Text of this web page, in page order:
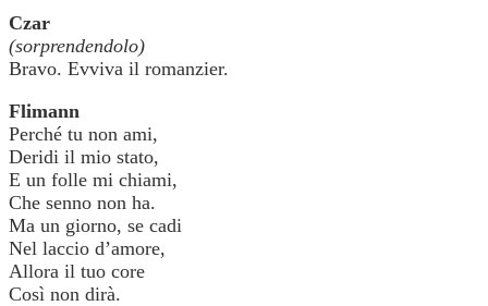
Czar
(sorprendendolo)
Bravo. Evviva il romanzier.
Flimann
Perché tu non ami,
Deridi il mio stato,
E un folle mi chiami,
Che senno non ha.
Ma un giorno, se cadi
Nel laccio d’amore,
Allora il tuo core
Così non dirà.